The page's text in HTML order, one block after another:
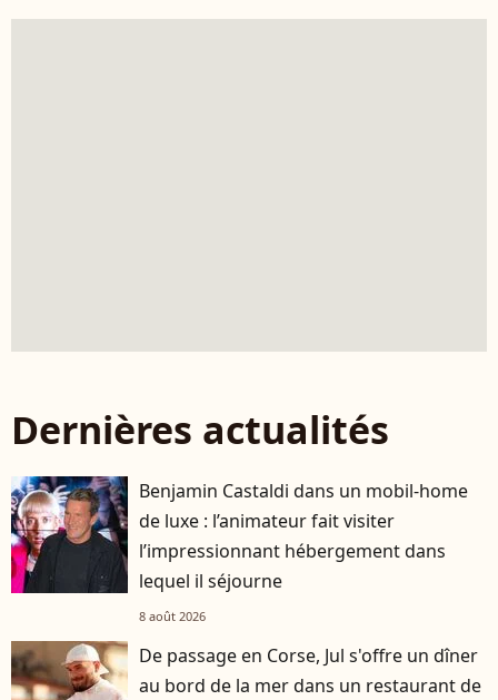
Dernières actualités
Benjamin Castaldi dans un mobil-home
de luxe : l’animateur fait visiter
l’impressionnant hébergement dans
lequel il séjourne
8 août 2026
De passage en Corse, Jul s'offre un dîner
au bord de la mer dans un restaurant de